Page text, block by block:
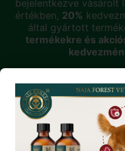
bejelentkezve vásárolt
értékben, 20%
által gyártott
termékekre és
Iratkozzon